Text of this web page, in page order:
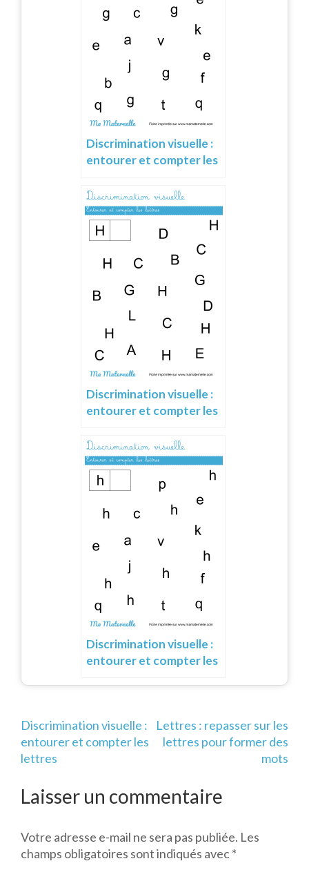
Discrimination visuelle :
entourer et compter les
Discrimination visuelle :
entourer et compter les
Discrimination visuelle :
entourer et compter les
Navigation
de
l’article
Discrimination visuelle :
entourer et compter les
lettres
Lettres : repasser sur les
lettres pour former des
mots
Laisser un commentaire
Votre adresse e-mail ne sera pas publiée. Les
champs obligatoires sont indiqués avec*